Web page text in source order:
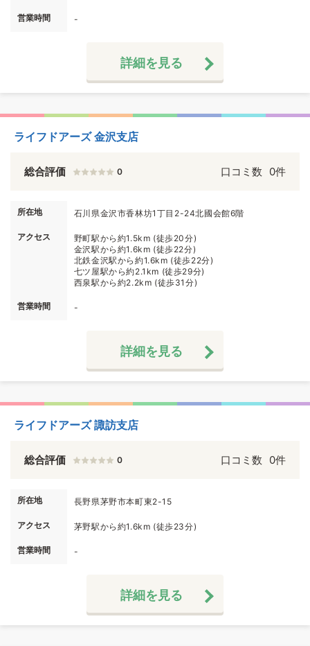
営業時間 -
詳細を見る
ライフドアーズ 金沢支店
総合評価 0 口コミ数 0件
所在地 石川県金沢市香林坊1丁目2-24北國会館6階
アクセス
野町駅から約1.5km (徒歩20分)
金沢駅から約1.6km (徒歩22分)
北鉄金沢駅から約1.6km (徒歩22分)
七ツ屋駅から約2.1km (徒歩29分)
西泉駅から約2.2km (徒歩31分)
営業時間 -
詳細を見る
ライフドアーズ 諏訪支店
総合評価 0 口コミ数 0件
所在地 長野県茅野市本町東2-15
アクセス 茅野駅から約1.6km (徒歩23分)
営業時間 -
詳細を見る